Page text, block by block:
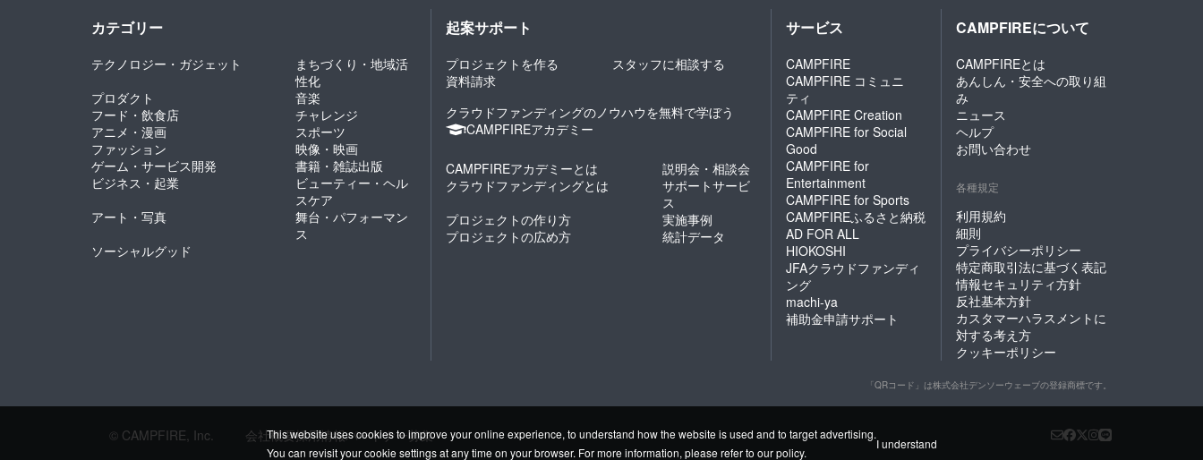
This website uses cookies to improve your online experience, to understand how the website is used and to target advertising.
You can revisit your cookie settings at any time on your browser. For more information, please refer to our policy.
I understand
カテゴリー
テクノロジー・ガジェット
まちづくり・地域活
性化
プロダクト
音楽
フード・飲食店
チャレンジ
アニメ・漫画
スポーツ
ファッション
映像・映画
ゲーム・サービス開発
書籍・雑誌出版
ビジネス・起業
ビューティー・ヘル
スケア
アート・写真
舞台・パフォーマン
ス
ソーシャルグッド
起案サポート
プロジェクトを作る
スタッフに相談する
資料請求
クラウドファンディングのノウハウを無料で学ぼう
CAMPFIREアカデミー
CAMPFIREアカデミーとは
説明会・相談会
クラウドファンディングとは
サポートサービ
ス
プロジェクトの作り方
実施事例
プロジェクトの広め方
統計データ
サービス
CAMPFIRE
CAMPFIRE コミュニ
ティ
CAMPFIRE Creation
CAMPFIRE for Social
Good
CAMPFIRE for
Entertainment
CAMPFIRE for Sports
CAMPFIREふるさと納税
AD FOR ALL
HIOKOSHI
JFAクラウドファンディ
ング
machi-ya
補助金申請サポート
CAMPFIREについて
CAMPFIREとは
あんしん・安全への取り組
み
ニュース
ヘルプ
お問い合わせ
各種規定
利用規約
細則
プライバシーポリシー
特定商取引法に基づく表記
情報セキュリティ方針
反社基本方針
カスタマーハラスメントに
対する考え方
クッキーポリシー
「QRコード」は株式会社デンソーウェーブの登録商標です。
© CAMPFIRE, Inc. 会社概要採用情報パートナー募集